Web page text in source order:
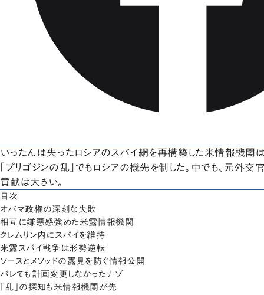
いったんは失ったロシアのスパイ網を再構築した米情報機関は
「プリゴジンの乱」でもロシアの機先を制した。中でも、元外
貢献は大きい。
目次
オバマ政権の深刻な失敗
相互に嫌悪感強めた米露情報機関
クレムリン内にスパイを維持
米露スパイ戦争は形勢逆転
ソースとメソッドの露見を防ぐ情報公開
バレても計画変更しなかったナゾ
「乱」の探知も米情報機関が先